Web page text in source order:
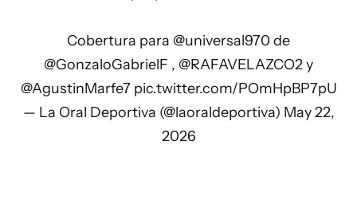
Cobertura para @universal970 de
@GonzaloGabrielF , @RAFAVELAZCO2y
@AgustinMarfe7 pic.twitter.com/POmHpBP7pU
— La Oral Deportiva (@laoraldeportiva) May 22,
2026